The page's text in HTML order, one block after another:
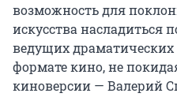
возможность для
искусства насладиться
ведущих драматических
формате кино, не
киноверсии — Валерий